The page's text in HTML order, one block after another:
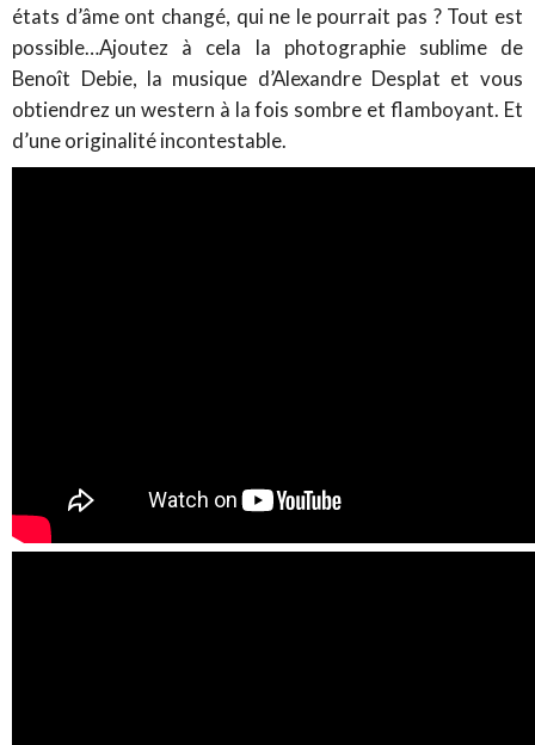
états d’âme ont changé, qui ne le pourrait pas ? Tout est
possible…Ajoutez à cela la photographie sublime de
Benoît Debie, la musique d’Alexandre Desplat et vous
obtiendrez un western à la fois sombre et flamboyant. Et
d’une originalité incontestable.